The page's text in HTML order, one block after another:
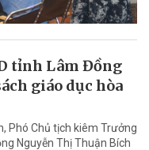
tỉnh Lâm Đồng
giáo dục hòa
Phó Chủ tịch kiêm Trưởng
Nguyễn Thị Thuận Bích